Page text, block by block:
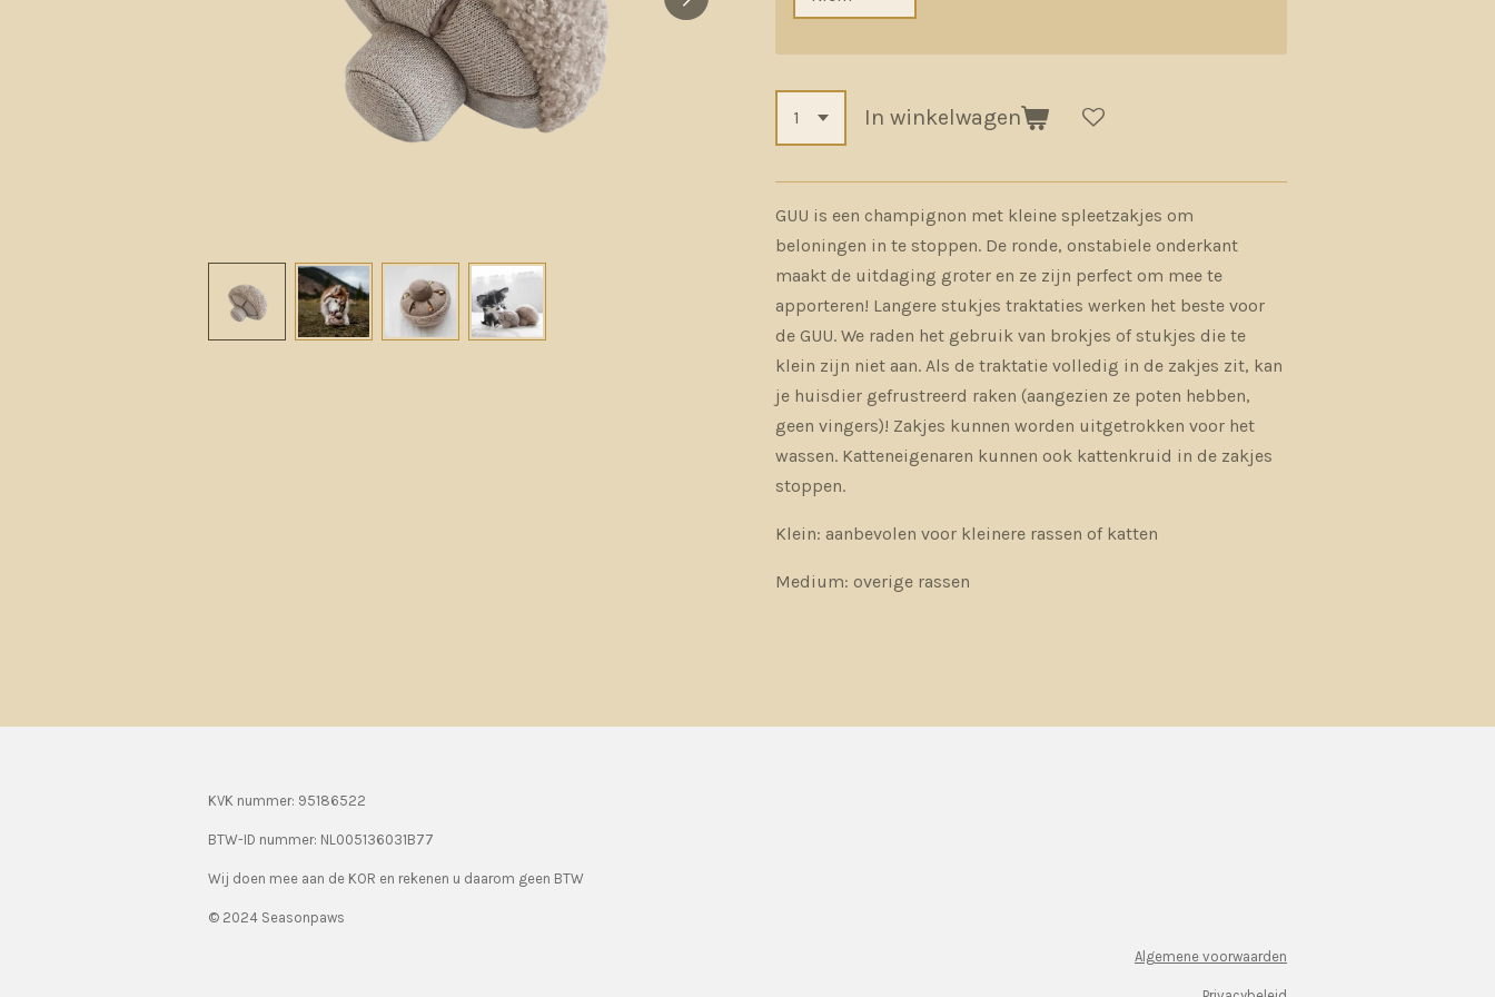
In winkelwagen
GUU is een champignon met kleine spleetzakjes om
beloningen in te stoppen. De ronde, onstabiele onderkant
maakt de uitdaging groter en ze zijn perfect om mee te
apporteren! Langere stukjes traktaties werken het beste voor
de GUU. We raden het gebruik van brokjes of stukjes die te
klein zijn niet aan. Als de traktatie volledig in de zakjes zit, kan
je huisdier gefrustreerd raken (aangezien ze poten hebben,
geen vingers)! Zakjes kunnen worden uitgetrokken voor het
wassen. Katteneigenaren kunnen ook kattenkruid in de zakjes
stoppen.
Klein: aanbevolen voor kleinere rassen of katten
Medium: overige rassen
KVK nummer: 95186522
BTW-ID nummer: NL005136031B77
Wij doen mee aan de KOR en rekenen u daarom geen BTW
© 2024 Seasonpaws
Algemene voorwaarden